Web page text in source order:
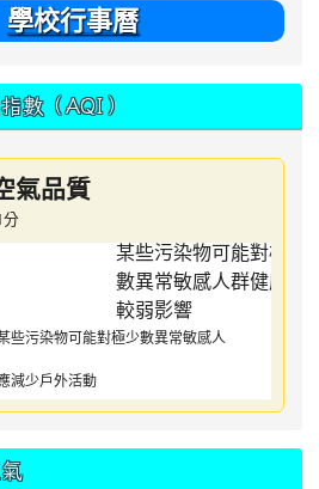
學校行事曆
數（AQI）
氣品質
分
些污染物可能對極少數異常敏感人
減少戶外活動